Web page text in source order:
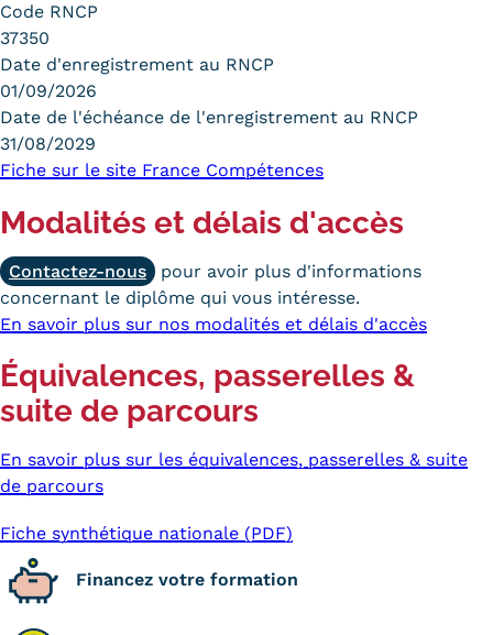
Code RNCP
37350
Date d'enregistrement au RNCP
01/09/2026
Date de l'échéance de l'enregistrement au RNCP
31/08/2029
Fiche sur le site France Compétences
Modalités et délais d'accès
Contactez-nous
pour avoir plus d'informations
concernant le diplôme qui vous intéresse.
En savoir plus sur nos modalités et délais d'accès
Équivalences, passerelles &
suite de parcours
En savoir plus sur les équivalences, passerelles & suite
de parcours
Fiche synthétique nationale (PDF)
Financez votre formation